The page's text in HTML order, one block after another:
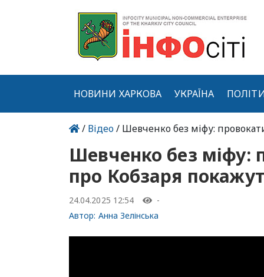
НОВИНИ ХАРКОВА УКРАЇНА
/ Відео/ Шевченко без міфу:
Шевченко без міфу:
про Кобзаря
24.04.2025 12:54
-
Автор: Анна Зелінська